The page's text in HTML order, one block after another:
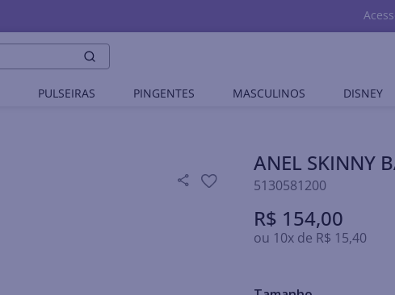
PULSEIRAS PINGENTES MASCULINOS DISNEY
ANEL SKINNY
5130581200
R$ 154,00
ou 10x de R$ 15,40